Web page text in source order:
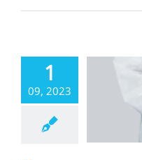
1
09, 2023
станет